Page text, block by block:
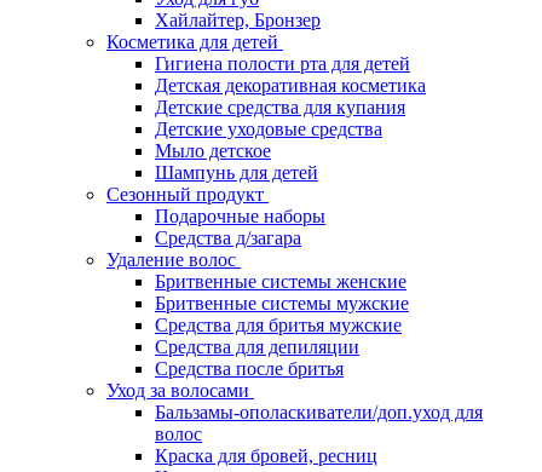
Хайлайтер, Бронзер
Косметика для детей
Гигиена полости рта для детей
Детская декоративная косметика
Детские средства для купания
Детские уходовые средства
Мыло детское
Шампунь для детей
Сезонный продукт
Подарочные наборы
Средства д/загара
Удаление волос
Бритвенные системы женские
Бритвенные системы мужские
Средства для бритья мужские
Средства для депиляции
Средства после бритья
Уход за волосами
Бальзамы-ополаскиватели/доп.уход для
волос
Краска для бровей, ресниц